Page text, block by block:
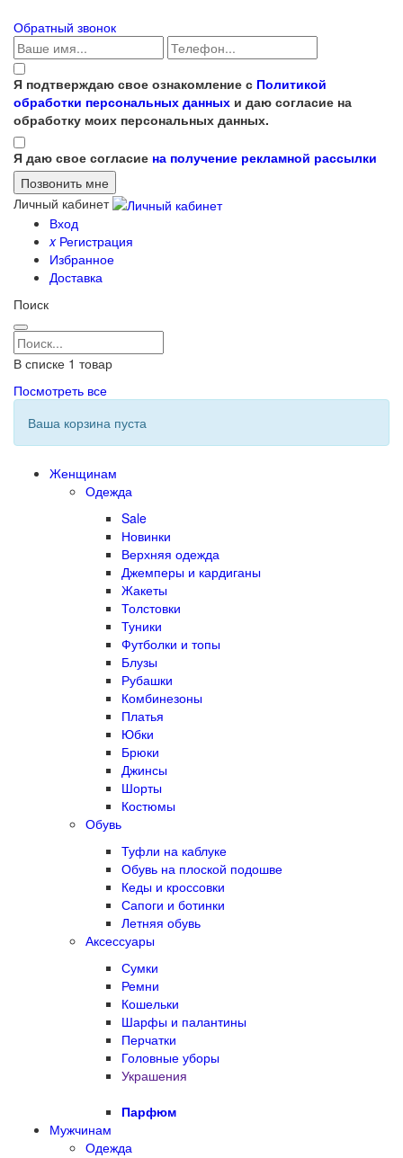
Обратный звонок
Я подтверждаю свое ознакомление с Политикой
обработки персональных данных и даю согласие на
обработку моих персональных данных.
Я даю свое согласие на получение рекламной рассылки
Личный кабинет
Вход
xРегистрация
Избранное
Доставка
Поиск
В списке 1 товар
Посмотреть все
Ваша корзина пуста
Женщинам
Одежда
Sale
Новинки
Верхняя одежда
Джемперы и кардиганы
Жакеты
Толстовки
Туники
Футболки и топы
Блузы
Рубашки
Комбинезоны
Платья
Юбки
Брюки
Джинсы
Шорты
Костюмы
Обувь
Туфли на каблуке
Обувь на плоской подошве
Кеды и кроссовки
Сапоги и ботинки
Летняя обувь
Аксессуары
Сумки
Ремни
Кошельки
Шарфы и палантины
Перчатки
Головные уборы
Украшения
Парфюм
Мужчинам
Одежда